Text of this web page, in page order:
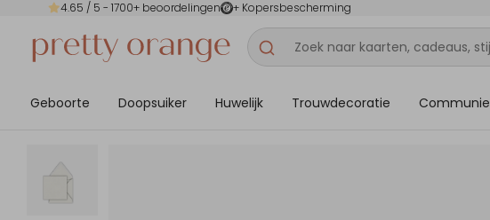
4.65 / 5 - 1700+ beoordelingen + Kopersbescherming
Geboorte Doopsuiker Huwelijk Trouwdecoratie Communie